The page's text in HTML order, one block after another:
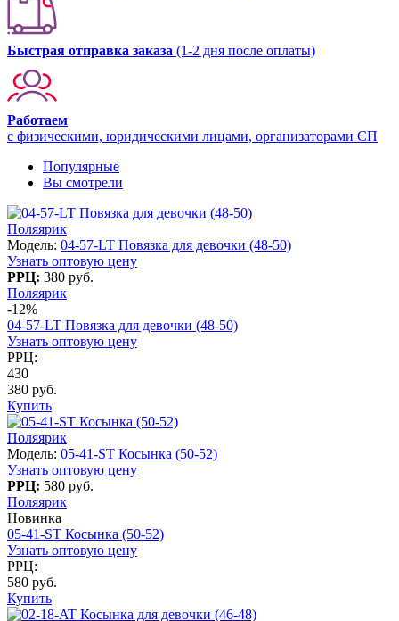
Быстрая отправка заказа (1-2 дня после оплаты)
Работаем
с физическими, юридическими лицами, организаторами СП
Популярные
Вы смотрели
Поляярик
Модель: 04-57-LT Повязка для девочки (48-50)
Узнать оптовую цену
РРЦ: 380 руб.
Поляярик
-12%
04-57-LT Повязка для девочки (48-50)
Узнать оптовую цену
РРЦ:
430
380 руб.
Купить
Поляярик
Модель: 05-41-ST Косынка (50-52)
Узнать оптовую цену
РРЦ: 580 руб.
Поляярик
Новинка
05-41-ST Косынка (50-52)
Узнать оптовую цену
РРЦ:
580 руб.
Купить